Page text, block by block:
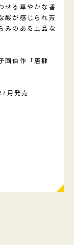
せる華やかな香
酸が感じられ芳
みのある上品な
画伯作「唐獅
月発売